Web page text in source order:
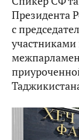
Президента
с